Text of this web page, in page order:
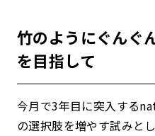
竹のようにぐんぐ
を目指して
今月で3年目に突入する
の選択肢を増やす試みと